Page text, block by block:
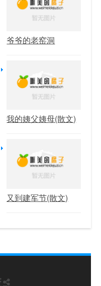
爷爷的老窑洞
我的姨父姨母(散文)
又到建军节(散文)